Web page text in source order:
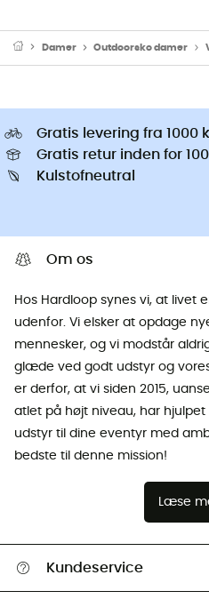
Damer Outdoorsko damer
Gratis levering fra 1000
Gratis retur inden for
Kulstofneutral
Om os
Hos Hardloop synes vi, at livet
udenfor. Vi elsker at opdage
mennesker, og vi modstår
glæde ved godt udstyr og
er derfor, at vi siden 2015,
atlet på højt niveau, har
udstyr til dine eventyr med
bedste til denne mission!
Læse
Kundeservice